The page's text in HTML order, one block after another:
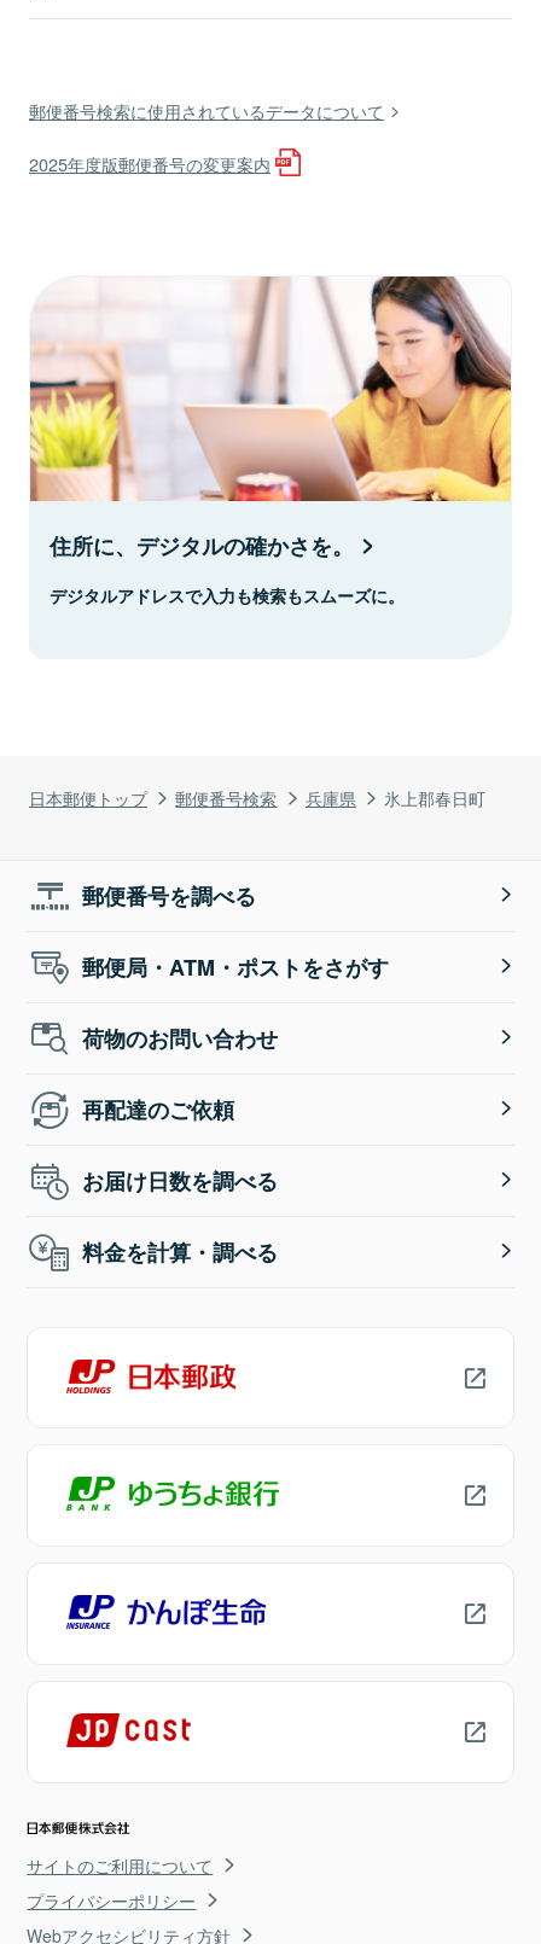
日本郵便トップ 郵便番号検索 兵庫県 氷上郡春日町
郵便番号検索に使用されているデータについて
2025年度版郵便番号の変更案内
住所に、デジタルの確かさを。
デジタルアドレスで入力も検索もスムーズに。
郵便番号を調べる
郵便局・ATM・ポストをさがす
荷物のお問い合わせ
再配達のご依頼
お届け日数を調べる
料金を計算・調べる
サイトのご利用について
プライバシーポリシー
Webアクセシビリティ方針